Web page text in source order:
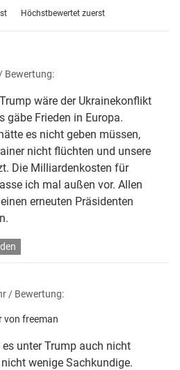
Höchstbewertet zuerst
/ Bewertung:
wäre der Ukrainekonflikt
gäbe Frieden in Europa.
es nicht geben müssen,
nicht flüchten und unsere
Die Milliardenkosten für
ich mal außen vor. Allen
erneuten Präsidenten
/ Bewertung:
von freeman
es unter Trump auch nicht
wenige Sachkundige.